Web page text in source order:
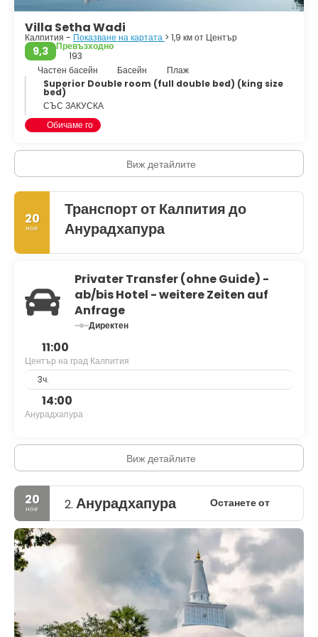
Villa Setha Wadi
Калпития - Показване на картата > 1,9 км от Център
9,3
Превъзходно
193
Частен басейн
Басейн
Плаж
Superior Double room (full double bed) (king size
bed)
СЪС ЗАКУСКА
Обичаме го
Виж детайлите
20
ное
Транспорт от Калпития до
Анурадхапура
Privater Transfer (ohne Guide) -
ab/bis Hotel - weitere Zeiten auf
Anfrage
Директен
11:00
Център на град Калпития
3ч.
14:00
Анурадхапура
Виж детайлите
20
ное 2. Анурадхапура Останете от